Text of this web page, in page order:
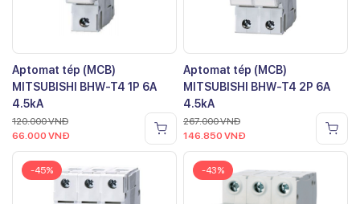
Aptomat tép (MCB)
MITSUBISHI BHW-T4 1P 6A
4.5kA
120.000VNĐ
66.000 VNĐ
Aptomat tép (MCB)
MITSUBISHI BHW-T4 2P 6A
4.5kA
267.000VNĐ
146.850 VNĐ
-45% -43%